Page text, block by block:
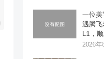
一位美
遇腾
L1，
2026年